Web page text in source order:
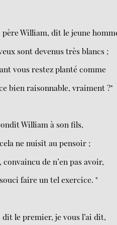
père William, dit le jeune
sont devenus très blancs ;
vous restez planté comme
bien raisonnable, vraiment ?"
William à son fils,
ne nuisît au pensoir ;
de n’en pas avoir,
faire un tel exercice. "
dit le premier, je vous l’ai dit,